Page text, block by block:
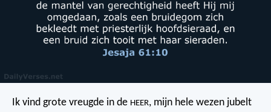
Ik vind grote vreugde in de HEER, mijn hele wezen jubelt